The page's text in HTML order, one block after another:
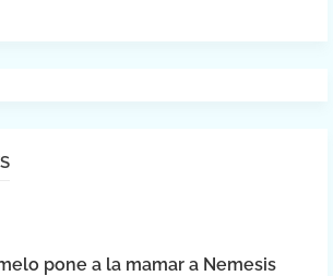
pone a la mamar a Nemesis